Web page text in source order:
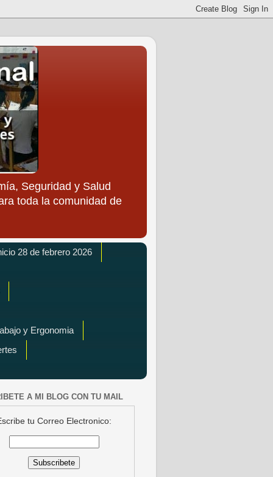
Seguridad y Salud
toda la comunidad de
28 de febrero 2026
y Ergonomia
A MI BLOG CON TU MAIL
tu Correo Electronico: